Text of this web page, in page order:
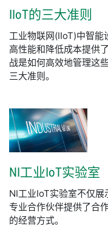
IIoT的三大准则
工业物联网(IIoT)中智能
高性能和降低成本提供
战是如何高效地管理这
三大准则。
NI工业IoT实验室
NI工业IoT实验室不仅
专业合作伙伴提供了合
的经营方式。